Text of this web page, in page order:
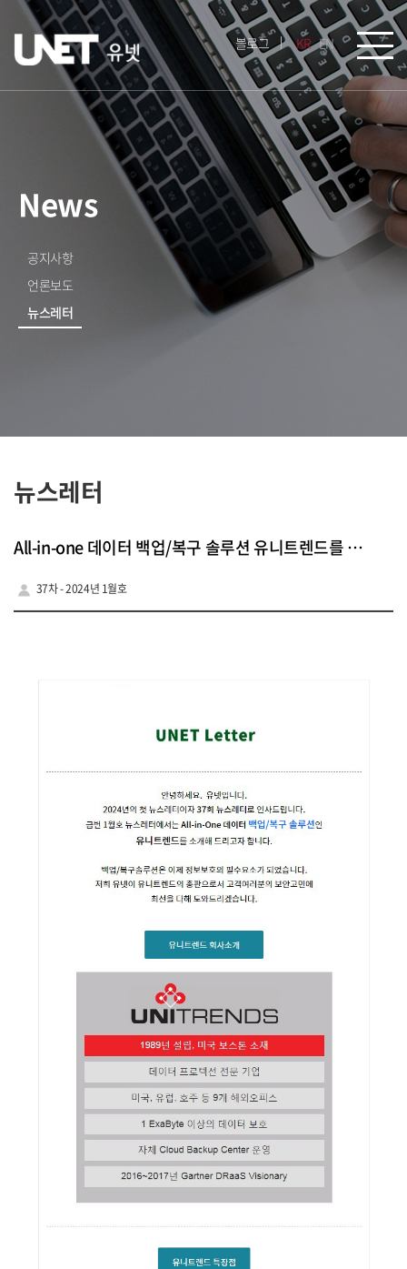
블로그 KR EN
News
공지사항
언론보도
뉴스레터
뉴스레터
All-in-one 데이터 백업/복구 솔루션 유니트렌드를 소개합니다.
37차 - 2024년 1월호